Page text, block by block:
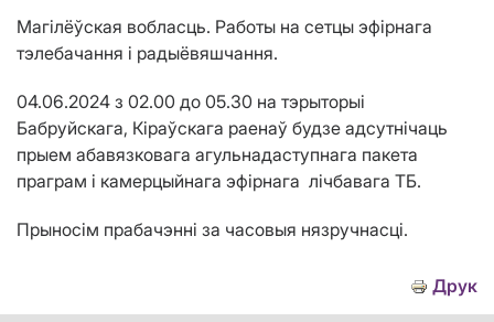
Магілёўская вобласць. Работы на сетцы эфірнага
тэлебачання і радыёвяшчання.
04.06.2024 з 02.00 до 05.30 на тэрыторыі
Бабруйскага, Кіраўскага раенаў будзе адсутнічаць
прыем абавязковага агульнадаступнага пакета
праграм і камерцыйнага эфірнага лічбавага ТБ.
Прыносім прабачэнні за часовыя нязручнасці.
Друк